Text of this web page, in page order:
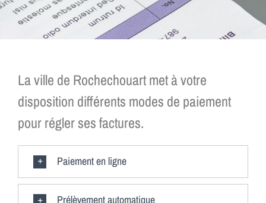
La ville de Rochechouart met à votre
disposition différents modes de paiement
pour régler ses factures.
Paiement en ligne
Prélèvement automatique